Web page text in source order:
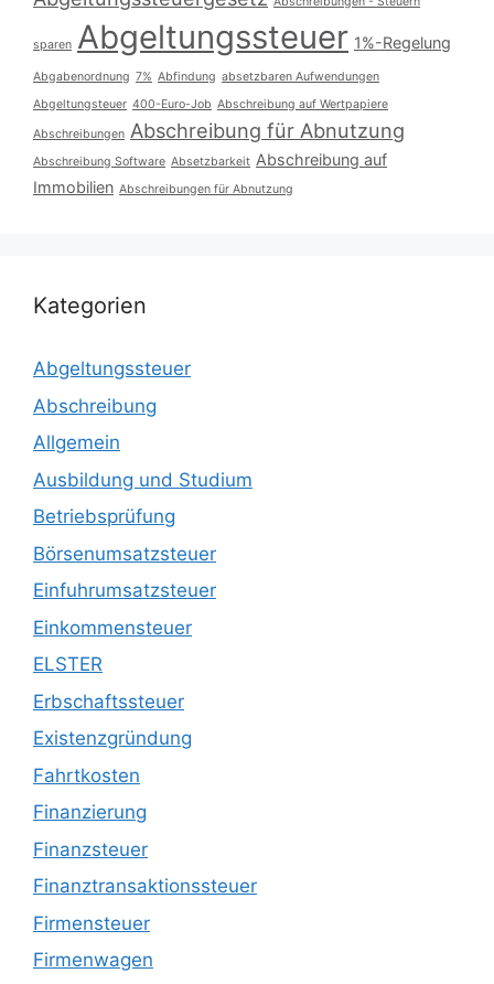
sparen Abgeltungssteuer 1%-Regelung
Abgabenordnung 7% Abfindung absetzbaren Aufwendungen
Abgeltungsteuer 400-Euro-Job Abschreibung auf Wertpapiere
Abschreibungen Abschreibung für Abnutzung
Abschreibung Software Absetzbarkeit Abschreibung auf
Immobilien Abschreibungen für Abnutzung
Kategorien
Abgeltungssteuer
Abschreibung
Allgemein
Ausbildung und Studium
Betriebsprüfung
Börsenumsatzsteuer
Einfuhrumsatzsteuer
Einkommensteuer
ELSTER
Erbschaftssteuer
Existenzgründung
Fahrtkosten
Finanzierung
Finanzsteuer
Finanztransaktionssteuer
Firmensteuer
Firmenwagen